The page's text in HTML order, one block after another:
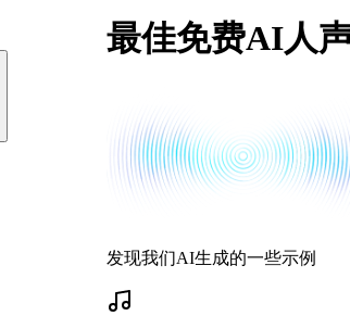
最佳免费AI人
发现我们AI生成的一些示例